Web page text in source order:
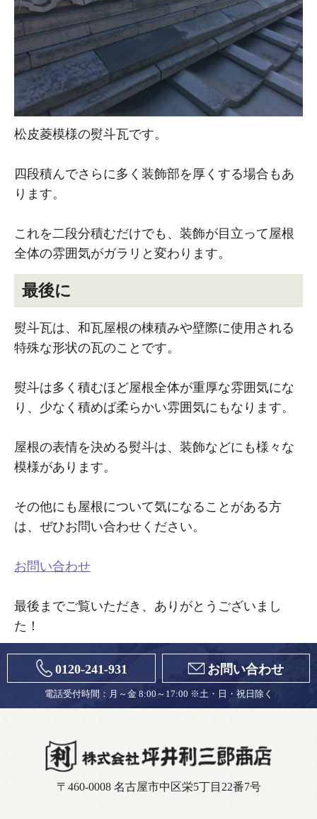
松皮菱模様の熨斗瓦です。
四段積んでさらに多く装飾部を厚くする場合もあ
ります。
これを二段分積むだけでも、装飾が目立って屋根
全体の雰囲気がガラリと変わります。
最後に
熨斗瓦は、和瓦屋根の棟積みや壁際に使用される
特殊な形状の瓦のことです。
熨斗は多く積むほど屋根全体が重厚な雰囲気にな
り、少なく積めば柔らかい雰囲気にもなります。
屋根の表情を決める熨斗は、装飾などにも様々な
模様があります。
その他にも屋根について気になることがある方
は、ぜひお問い合わせください。
お問い合わせ
最後までご覧いただき、ありがとうございまし
た！
0120-241-931 お問い合わせ
電話受付時間：月～金 8:00～17:00 ※土・日・祝日除く
〒460-0008 名古屋市中区栄5丁目22番7号